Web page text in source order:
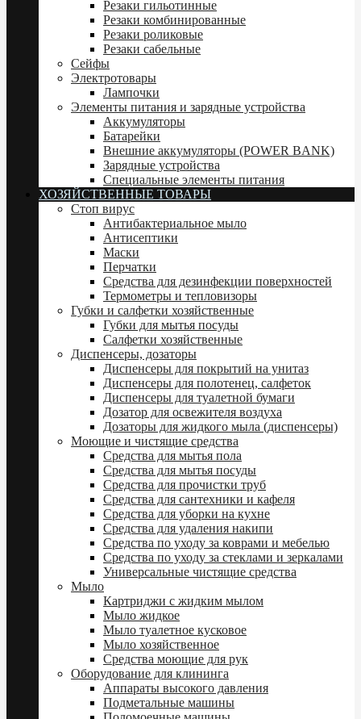
Резаки гильотинные
Резаки комбинированные
Резаки роликовые
Резаки сабельные
Сейфы
Электротовары
Лампочки
Элементы питания и зарядные устройства
Аккумуляторы
Батарейки
Внешние аккумуляторы (POWER BANK)
Зарядные устройства
Специальные элементы питания
ХОЗЯЙСТВЕННЫЕ ТОВАРЫ
Стоп вирус
Антибактериальное мыло
Антисептики
Маски
Перчатки
Средства для дезинфекции поверхностей
Термометры и тепловизоры
Губки и салфетки хозяйственные
Губки для мытья посуды
Салфетки хозяйственные
Диспенсеры, дозаторы
Диспенсеры для покрытий на унитаз
Диспенсеры для полотенец, салфеток
Диспенсеры для туалетной бумаги
Дозатор для освежителя воздуха
Дозаторы для жидкого мыла (диспенсеры)
Моющие и чистящие средства
Средства для мытья пола
Средства для мытья посуды
Средства для прочистки труб
Средства для сантехники и кафеля
Средства для уборки на кухне
Средства для удаления накипи
Средства по уходу за коврами и мебелью
Средства по уходу за стеклами и зеркалами
Универсальные чистящие средства
Мыло
Картриджи с жидким мылом
Мыло жидкое
Мыло туалетное кусковое
Мыло хозяйственное
Средства моющие для рук
Оборудование для клининга
Аппараты высокого давления
Подметальные машины